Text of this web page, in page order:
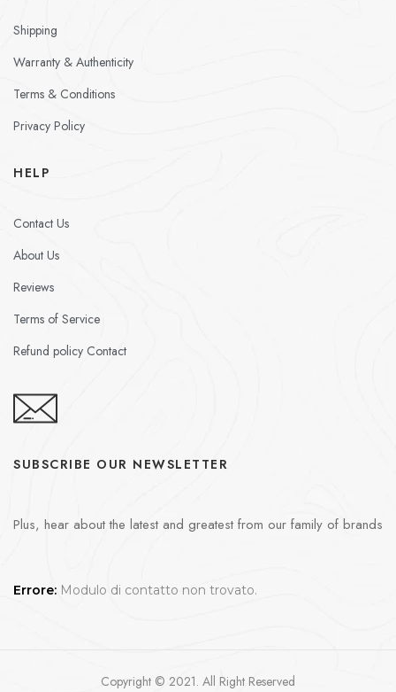
Shipping
Warranty & Authenticity
Terms & Conditions
Privacy Policy
HELP
Contact Us
About Us
Reviews
Terms of Service
Refund policy Contact
SUBSCRIBE OUR NEWSLETTER
Plus, hear about the latest and greatest from our family of brands
Errore: Modulo di contatto non trovato.
Copyright © 2021. All Right Reserved